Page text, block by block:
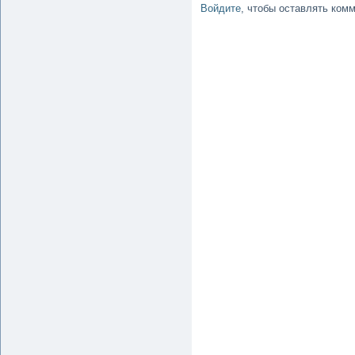
Войдите , чтобы оставлять